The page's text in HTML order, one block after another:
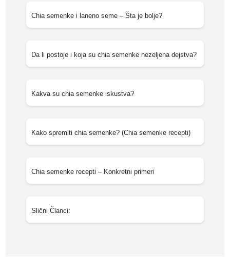
Chia semenke i laneno seme – Šta je bolje?
Da li postoje i koja su chia semenke nezeljena dejstva?
Kakva su chia semenke iskustva?
Kako spremiti chia semenke? (Chia semenke recepti)
Chia semenke recepti – Konkretni primeri
Slični Članci: